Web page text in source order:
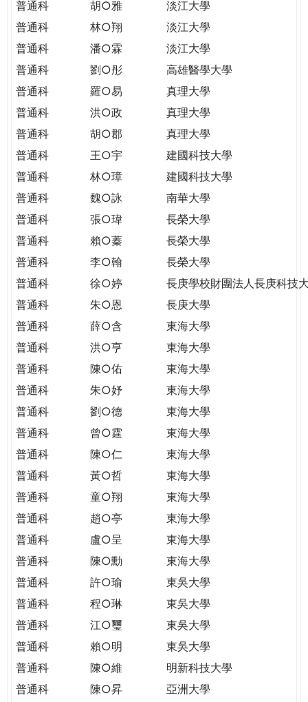
普通科 胡○雅
淡江大學
普通科
林○翔
淡江大學
普通科
潘○霖
淡江大學
普通科
劉○彤
高雄醫學大學
普通科
羅○易
真理大學
普通科
洪○政
真理大學
普通科
胡○郡
真理大學
普通科
王○宇
建國科技大學
普通科
林○璋
建國科技大學
普通科
魏○詠
南華大學
普通科
張○瑋
長榮大學
普通科
賴○蓁
長榮大學
普通科
李○翰
長榮大學
普通科
徐○婷
長庚學校財團法人長庚科技
普通科
朱○恩
長庚大學
普通科
薛○含
東海大學
普通科
洪○亨
東海大學
普通科
陳○佑
東海大學
普通科
朱○妤
東海大學
普通科
劉○德
東海大學
普通科
曾○霆
東海大學
普通科
陳○仁
東海大學
普通科
黃○哲
東海大學
普通科
童○翔
東海大學
普通科
趙○亭
東海大學
普通科
盧○呈
東海大學
普通科
陳○勳
東海大學
普通科
許○瑜
東吳大學
普通科
程○琳
東吳大學
普通科
江○璽
東吳大學
普通科
賴○明
東吳大學
普通科
陳○維
明新科技大學
普通科
陳○昇
亞洲大學